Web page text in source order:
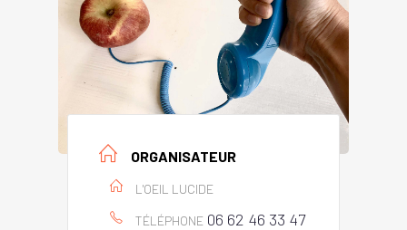
ORGANISATEUR
L'OEIL LUCIDE
TÉLÉPHONE 06 62 46 33 47